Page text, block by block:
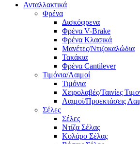
Ανταλλακτικά
Φρένα
Δισκόφρενα
Φρένα V-Brake
Φρένα Κλασικά
Μανέτες/Ντιζοκαλώδια
Τακάκια
Φρένα Cantilever
Τιμόνια/Λαιμοί
Τιμόνια
Χειρολαβές/Ταινίες
Λαιμοί/Προεκτάσεις
Σέλες
Σέλες
Ντίζα Σέλας
Κολάρο Σέλας